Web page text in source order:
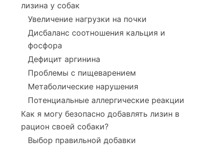
лизина у собак
Увеличение нагрузки на почки
Дисбаланс соотношения кальция и
фосфора
Дефицит аргинина
Проблемы с пищеварением
Метаболические нарушения
Потенциальные аллергические реакции
Как я могу безопасно добавлять лизин в
рацион своей собаки?
Выбор правильной добавки